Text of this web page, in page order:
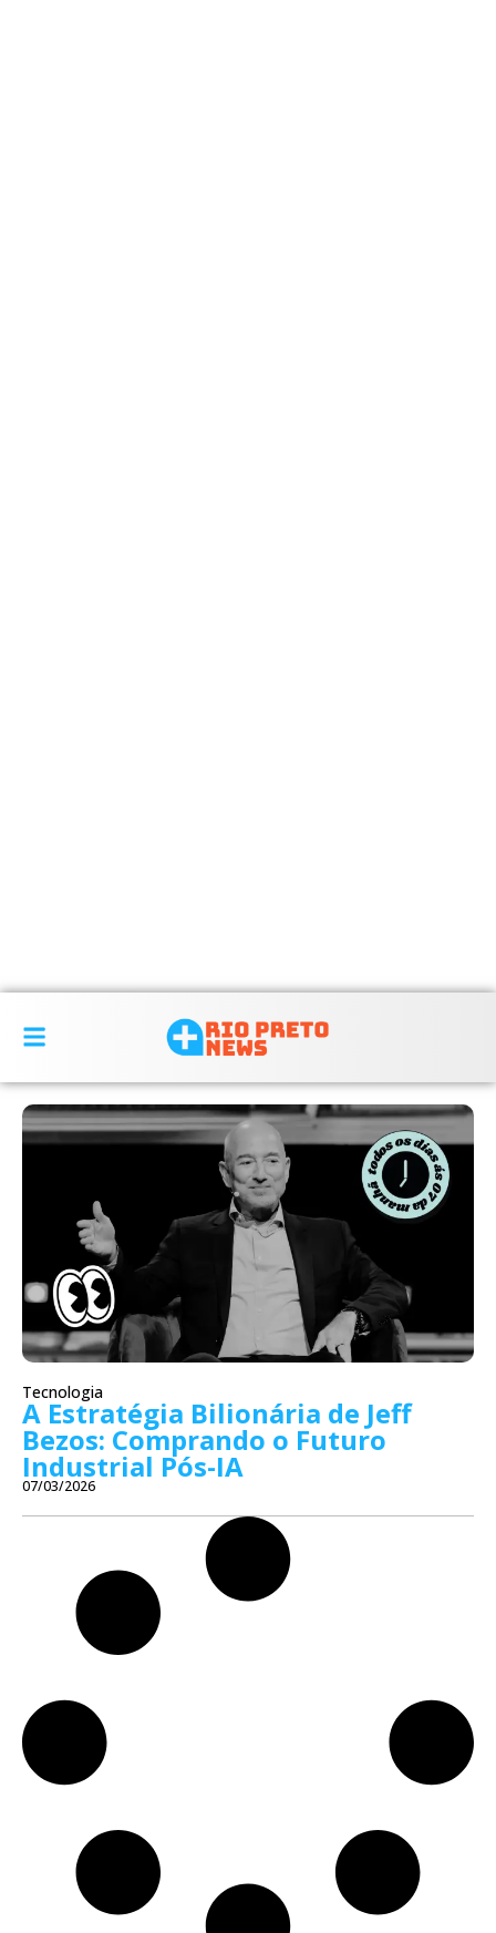
Tecnologia
A Estratégia Bilionária de Jeff
Bezos: Comprando o Futuro
Industrial Pós-IA
07/03/2026